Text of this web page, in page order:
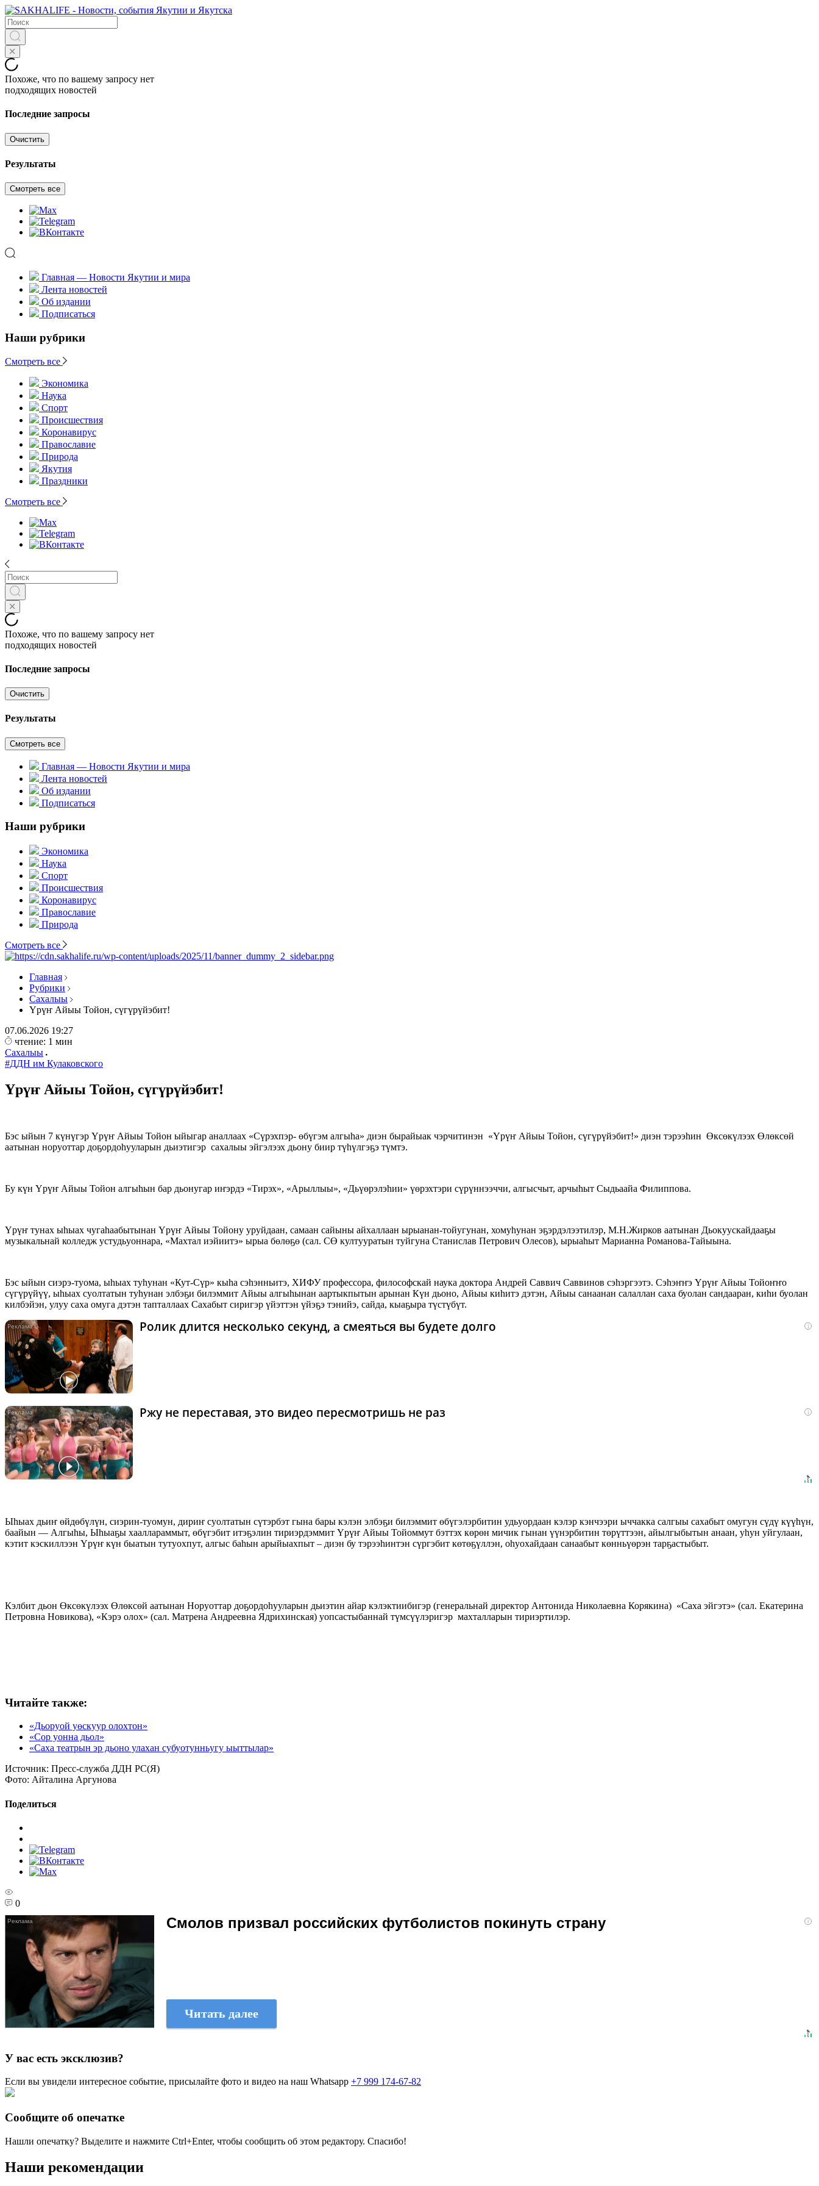
Похоже, что по вашему запросу нет
подходящих новостей
Последние запросы
Очистить
Результаты
Смотреть все
Главная — Новости Якутии и мира
Лента новостей
Об издании
Подписаться
Наши рубрики
Смотреть все
Экономика
Наука
Спорт
Происшествия
Коронавирус
Православие
Природа
Якутия
Праздники
Смотреть все
Похоже, что по вашему запросу нет
подходящих новостей
Последние запросы
Очистить
Результаты
Смотреть все
Главная — Новости Якутии и мира
Лента новостей
Об издании
Подписаться
Наши рубрики
Экономика
Наука
Спорт
Происшествия
Коронавирус
Православие
Природа
Смотреть все
Главная
Рубрики
Сахалыы
Үрүҥ Айыы Тойон, сүгүрүйэбит!
07.06.2026 19:27
чтение: 1 мин
Сахалыы
#ДДН им Кулаковского
Үрүҥ Айыы Тойон, сүгүрүйэбит!
Бэс ыйын 7 күнүгэр Үрүҥ Айыы Тойон ыйыгар аналлаах «Сүрэхпэр- өбүгэм алгыһа» диэн бырайыак чэрчитинэн «Үрүҥ Айыы Тойон, сүгүрүйэбит!» диэн тэрээһин Өксөкүлээх Өлөксөй
аатынан норуоттар доҕордоһууларын дьиэтигэр сахалыы эйгэлээх дьону биир түһүлгэҕэ түмтэ.
Бу күн Үрүҥ Айыы Тойон алгыһын бар дьонугар иҥэрдэ «Тирэх», «Арыллыы», «Дьүөрэлэһии» үөрэхтэри сүрүннээччи, алгысчыт, арчыһыт Сыдьаайа Филиппова.
Үрүҥ тунах ыһыах чугаһаабытынан Үрүҥ Айыы Тойону уруйдаан, самаан сайыны айхаллаан ырыанан-тойугунан, хомуһунан эҕэрдэлээтилэр, М.Н.Жирков аатынан Дьокуускайдааҕы
музыкальнай колледж устудьуоннара, «Махтал иэйиитэ» ырыа бөлөҕө (сал. СӨ култууратын туйгуна Станислав Петрович Олесов), ырыаһыт Марианна Романова-Тайыына.
Бэс ыйын сиэрэ-туома, ыһыах туһунан «Кут-Сүр» кыһа сэһэнньитэ, ХИФУ профессора, философскай наука доктора Андрей Саввич Саввинов сэһэргээтэ. Сэһэҥҥэ Үрүҥ Айыы Тойоҥҥо
сүгүрүйүү, ыһыах суолтатын туһунан элбэҕи билэммит Айыы алгыһынан аартыкпытын арынан Күн дьоно, Айыы киһитэ дэтэн, Айыы санаанан салаллан саха буолан сандааран, киһи буолан
килбэйэн, улуу саха омуга дэтэн тапталлаах Сахабыт сиригэр үйэттэн үйэҕэ тэнийэ, сайда, кыаҕыра түстүбүт.
i
Ролик длится несколько секунд, а смеяться вы будете долго
i
Ржу не переставая, это видео пересмотришь не раз
Ыһыах дьиҥ өйдөбүлүн, сиэрин-туомун, дириҥ суолтатын сүтэрбэт гына бары кэлэн элбэҕи билэммит өбүгэлэрбитин удьуордаан кэлэр кэнчээри ыччакка салгыы сахабыт омугун сүдү күүһүн,
баайын — Алгыһы, Ыһыаҕы хааллараммыт, өбүгэбит итэҕэлин тириэрдэммит Үрүҥ Айыы Тойоммут бэттэх көрөн мичик гынан үүнэрбитин төрүттээн, айылгыбытын анаан, уһун уйгулаан,
кэтит кэскиллээн Үрүҥ күн быатын тутуохпут, алгыс баһын арыйыахпыт – диэн бу тэрээһинтэн сүргэбит көтөҕүллэн, оһуохайдаан санаабыт көнньүөрэн тарҕастыбыт.
Кэлбит дьон Өксөкүлээх Өлөксөй аатынан Норуоттар доҕордоһууларын дьиэтин айар кэлэктиибигэр (генеральнай директор Антонида Николаевна Корякина) «Саха эйгэтэ» (сал. Екатерина
Петровна Новикова), «Кэрэ олох» (сал. Матрена Андреевна Ядрихинская) уопсастыбаннай түмсүүлэригэр махталларын тириэртилэр.
Читайте также:
«Дьоруой уөскуур олохтон»
«Сор уонна дьол»
«Саха театрын эр дьоно улахан субуотунньугу ыыттылар»
Источник: Пресс-служба ДДН РС(Я)
Фото: Айталина Аргунова
Поделиться
0
i
Смолов призвал российских футболистов покинуть страну
Читать далее
У вас есть эксклюзив?
Если вы увидели интересное событие, присылайте фото и видео на наш Whatsapp +7 999 174-67-82
Сообщите об опечатке
Нашли опечатку? Выделите и нажмите Ctrl+Enter, чтобы сообщить об этом редактору. Спасибо!
Наши рекомендации